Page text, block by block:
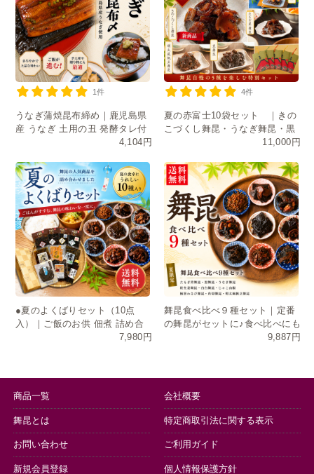
うなぎ蒲焼昆布締め｜鹿児島県
産 うなぎ 土用の丑 発酵タレ付
4,104円
1件
夏の赤富士10袋セット ｜きの
こづくし舞昆・うなぎ舞昆・黒
舞昆・たもぎ茸・明太風帆立舞
11,000円
4件
●夏のよくばりセット（10点
入）｜ご飯のお供 佃煮 詰め合
わせ お中元 ギフト 送料無料
7,980円
舞昆食べ比べ９種セット｜定番
の舞昆がセットに♪食べ比べにも
9,887円
商品一覧
舞昆とは
会社概要
特定商取引法に関する表示
お問い合わせ
新規会員登録
ご利用ガイド
個人情報保護方針